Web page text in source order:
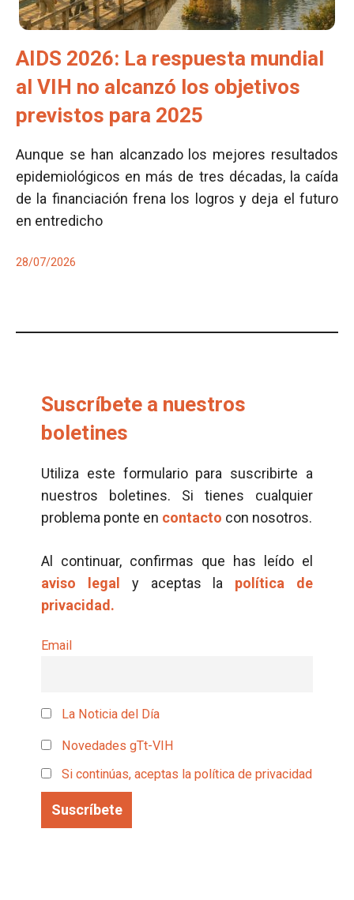
AIDS 2026: La respuesta mundial
al VIH no alcanzó los objetivos
previstos para 2025
Aunque se han alcanzado los mejores resultados
epidemiológicos en más de tres décadas, la caída
de la financiación frena los logros y deja el futuro
en entredicho
28/07/2026
Suscríbete a nuestros
boletines
Utiliza este formulario para suscribirte a
nuestros boletines. Si tienes cualquier
problema ponte en contacto con nosotros.
Al continuar, confirmas que has leído el
aviso legal
y aceptas la política de
privacidad.
Email
La Noticia del Día
Novedades gTt-VIH
Si continúas, aceptas la política de privacidad